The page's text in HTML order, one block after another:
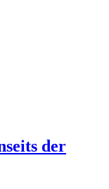
der